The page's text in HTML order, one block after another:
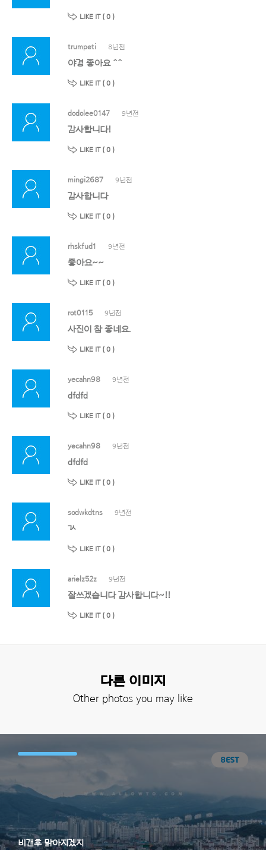
LIKE IT ( 0 )
trumpeti 8년전
야경 좋아요 ^^
LIKE IT ( 0 )
dodolee0147 9년전
감사합니다!
LIKE IT ( 0 )
mingi2687 9년전
감사합니다
LIKE IT ( 0 )
rhskfud1 9년전
좋아요~~
LIKE IT ( 0 )
rot0115 9년전
사진이 참 좋네요.
LIKE IT ( 0 )
yecahn98 9년전
dfdfd
LIKE IT ( 0 )
yecahn98 9년전
dfdfd
LIKE IT ( 0 )
sodwkdtns 9년전
ㄳ
LIKE IT ( 0 )
arielz52z 9년전
잘쓰겠습니다 감사합니다~!!
LIKE IT ( 0 )
다른 이미지
Other photos you may like
비갠후 맑아지겠지